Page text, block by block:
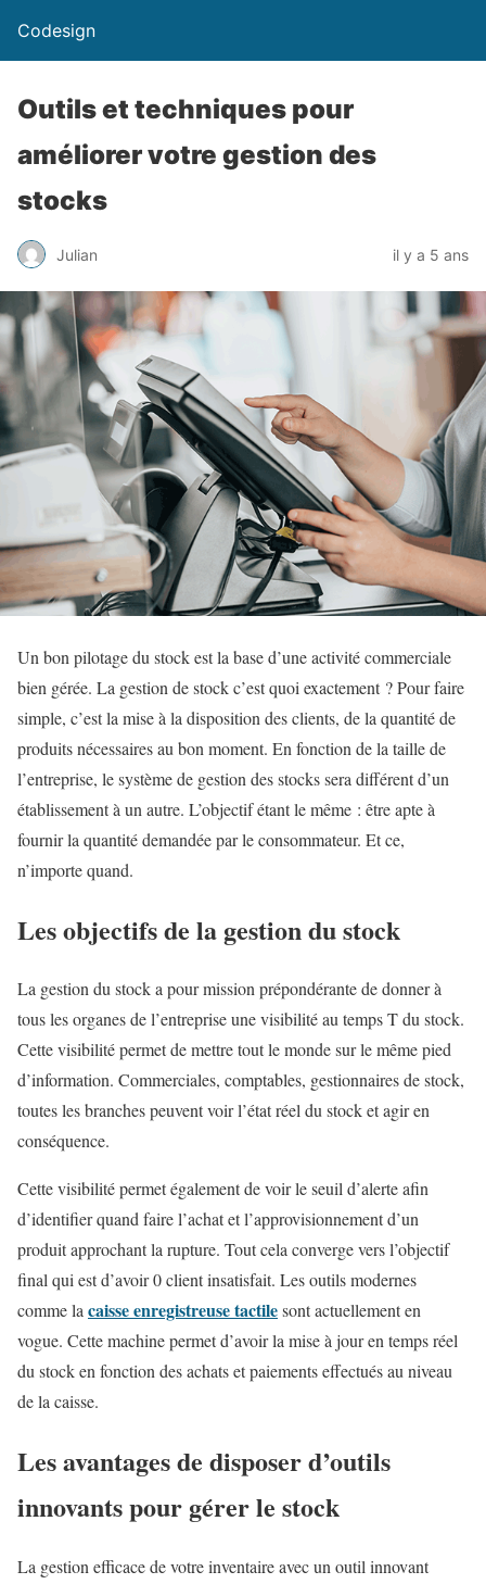
Codesign
Outils et techniques pour
améliorer votre gestion des
stocks
Julian il y a 5 ans
Un bon pilotage du stock est la base d’une activité commerciale
bien gérée. La gestion de stock c’est quoi exactement ? Pour faire
simple, c’est la mise à la disposition des clients, de la quantité de
produits nécessaires au bon moment. En fonction de la taille de
l’entreprise, le système de gestion des stocks sera différent d’un
établissement à un autre. L’objectif étant le même : être apte à
fournir la quantité demandée par le consommateur. Et ce,
n’importe quand.
Les objectifs de la gestion du stock
La gestion du stock a pour mission prépondérante de donner à
tous les organes de l’entreprise une visibilité au temps T du stock.
Cette visibilité permet de mettre tout le monde sur le même pied
d’information. Commerciales, comptables, gestionnaires de stock,
toutes les branches peuvent voir l’état réel du stock et agir en
conséquence.
Cette visibilité permet également de voir le seuil d’alerte afin
d’identifier quand faire l’achat et l’approvisionnement d’un
produit approchant la rupture. Tout cela converge vers l’objectif
final qui est d’avoir 0 client insatisfait. Les outils modernes
comme lacaisse enregistreuse tactilesont actuellement en
vogue. Cette machine permet d’avoir la mise à jour en temps réel
du stock en fonction des achats et paiements effectués au niveau
de la caisse.
Les avantages de disposer d’outils
innovants pour gérer le stock
La gestion efficace de votre inventaire avec un outil innovant